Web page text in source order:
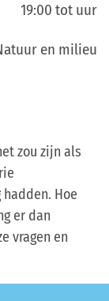
19:00 tot uur
en milieu
zou zijn als
Hoe
er dan
vragen en